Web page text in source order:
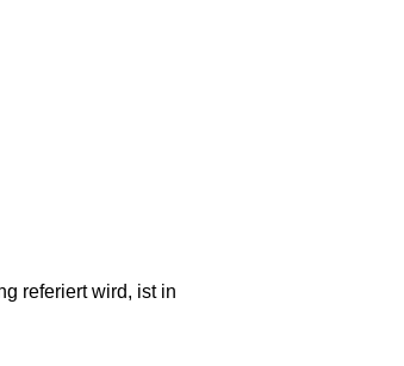
referiert wird, ist in